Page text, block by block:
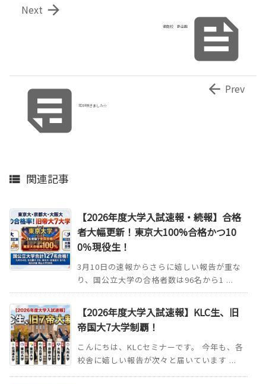

御南校 新企画

Next
花が咲きました☆
 Prev
 関連記事
【2026年度大学入試速報・続報】合格
者大幅更新！東京大100%合格かつ10
0％現役生！
3月10日の速報からさらに嬉しい報告が重な
り、国公立大学の合格者数は96名から1 ...
【2026年度大学入試速報】KLC生、旧
帝国大7大学制覇！
こんにちは、KLCセミナーです。 今年も、各
校舎に嬉しい報告が次々と届いています ...